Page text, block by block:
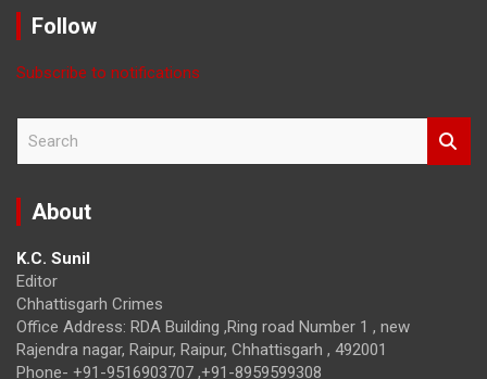
Month
Follow
Subscribe to notifications
r
About
K.C. Sunil
Editor
Chhattisgarh Crimes
Office Address: RDA Building ,Ring road Number 1 , new
Rajendra nagar, Raipur, Raipur, Chhattisgarh , 492001
Phone- +91-9516903707 ,+91-8959599308